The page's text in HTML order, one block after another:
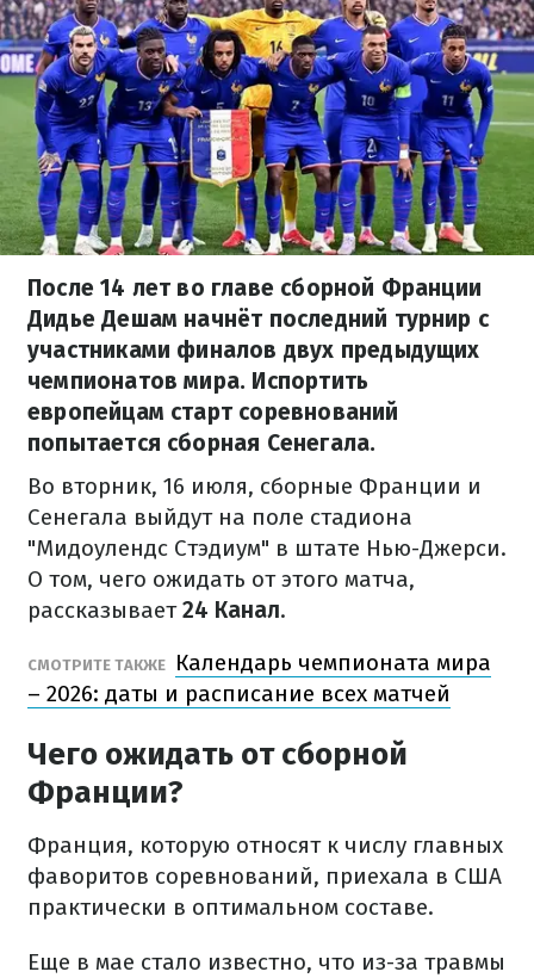
После 14 лет во главе сборной Франции
Дидье Дешам начнёт последний турнир с
участниками финалов двух предыдущих
чемпионатов мира. Испортить
европейцам старт соревнований
попытается сборная Сенегала.
Во вторник, 16 июля, сборные Франции и
Сенегала выйдут на поле стадиона
"Мидоулендс Стэдиум" в штате Нью-Джерси.
О том, чего ожидать от этого матча,
рассказывает24 Канал.
СМОТРИТЕ ТАКЖЕ
Календарь чемпионата мира
– 2026: даты и расписание всех матчей
Чего ожидать от сборной
Франции?
Франция, которую относят к числу главных
фаворитов соревнований, приехала в США
практически в оптимальном составе.
Еще в мае стало известно, что из-за травмы